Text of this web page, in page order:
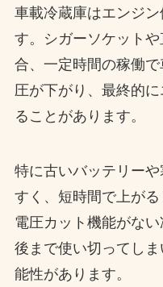
車載冷蔵庫はエンジ
す。シガーソケット
合、一定時間の稼働
圧が下がり、最終的
ることがあります。
特に古いバッテリー
すく、短時間で上が
電圧カット機能がな
後まで使い切ってし
能性があります。